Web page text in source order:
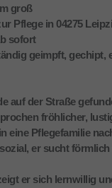
groß
Pflege in 04275
sofort
geimpft, gechipt,
auf der Straße
fröhlicher,
eine Pflegefamilie
er sucht
er sich lernwillig